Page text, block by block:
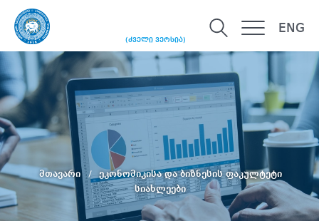
(ძველი ვერსია)
ENG
მთავარი
ეკონომიკისა და ბიზნესის ფაკულტეტი
სიახლეები